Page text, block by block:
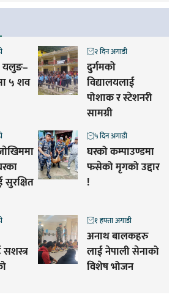
यलुङ–
५ शव
दुर्गमको
विद्यालयलाई
पोशाक र स्टेशनरी
सामग्री
२ दिन अगाडी
सुरक्षित
घरको कम्पाउण्डमा
फसेको मृगको उद्दार
!
५ दिन अगाडी
सशस्त्र
अनाथ बालकहरु
लाई नेपाली सेनाको
विशेष भोजन
१ हफ्ता अगाडी